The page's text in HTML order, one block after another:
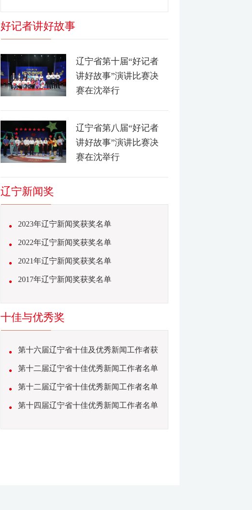
好记者讲好故事
辽宁省第十届“好记者
讲好故事”演讲比赛决
赛在沈举行
辽宁省第八届“好记者
讲好故事”演讲比赛决
赛在沈举行
辽宁新闻奖
2023年辽宁新闻奖获奖名单
2022年辽宁新闻奖获奖名单
2021年辽宁新闻奖获奖名单
2017年辽宁新闻奖获奖名单
十佳与优秀奖
第十六届辽宁省十佳及优秀新闻工作者获
第十二届辽宁省十佳优秀新闻工作者名单
第十二届辽宁省十佳优秀新闻工作者名单
第十四届辽宁省十佳优秀新闻工作者名单